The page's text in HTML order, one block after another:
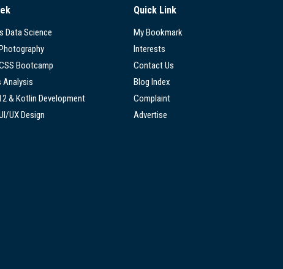
Data Science
Bootcamp
Analysis
& Kotlin Development
UX Design
Quick Link
My Bookmark
Interests
Contact Us
Blog Index
Complaint
Advertise